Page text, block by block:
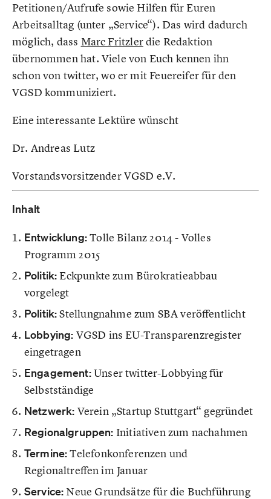
Petitionen/Aufrufe sowie Hilfen für Euren
Arbeitsalltag (unter „Service“). Das wird dadurch
möglich, dass Marc Fritzlerdie Redaktion
übernommen hat. Viele von Euch kennen ihn
schon von twitter, wo er mit Feuereifer für den
VGSD kommuniziert.
Eine interessante Lektüre wünscht
Dr. Andreas Lutz
Vorstandsvorsitzender VGSD e.V.
Inhalt
Entwicklung:Tolle Bilanz 2014 - Volles
Programm 2015
Politik: Eckpunkte zum Bürokratieabbau
vorgelegt
Politik:Stellungnahme zum SBA veröffentlicht
Lobbying: VGSD ins EU-Transparenzregister
eingetragen
Engagement:Unser twitter-Lobbying für
Selbstständige
Netzwerk: Verein „Startup Stuttgart“ gegründet
Regionalgruppen: Initiativen zum nachahmen
Termine:Telefonkonferenzen und
Regionaltreffen im Januar
Service: Neue Grundsätze für die Buchführung